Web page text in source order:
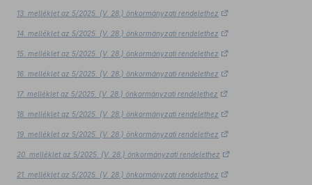
13. melléklet az 5/2025. (V. 28.) önkormányzati rendelethez
14. melléklet az 5/2025. (V. 28.) önkormányzati rendelethez
15. melléklet az 5/2025. (V. 28.) önkormányzati rendelethez
16. melléklet az 5/2025. (V. 28.) önkormányzati rendelethez
17. melléklet az 5/2025. (V. 28.) önkormányzati rendelethez
18. melléklet az 5/2025. (V. 28.) önkormányzati rendelethez
19. melléklet az 5/2025. (V. 28.) önkormányzati rendelethez
20. melléklet az 5/2025. (V. 28.) önkormányzati rendelethez
21. melléklet az 5/2025. (V. 28.) önkormányzati rendelethez